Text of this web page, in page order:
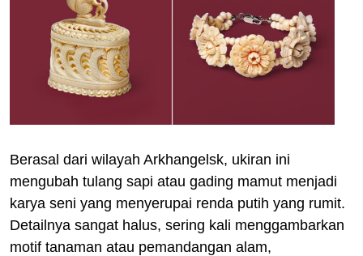
Berasal dari wilayah Arkhangelsk, ukiran ini
mengubah tulang sapi atau gading mamut menjadi
karya seni yang menyerupai renda putih yang rumit.
Detailnya sangat halus, sering kali menggambarkan
motif tanaman atau pemandangan alam,